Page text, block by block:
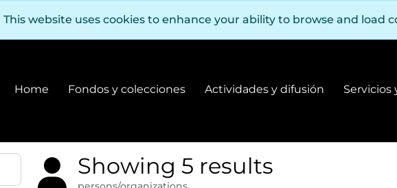
This website uses cookies to enhance your ability to browse and load
Home Fondos y colecciones
Fondos y colecciones
Actividades y difusión
Actividades y difusión
Servicios
Showing 5 results